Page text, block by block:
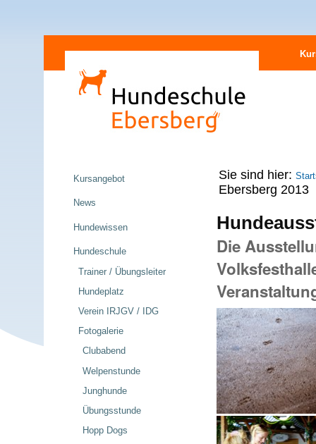
zum
Inhalt
Direkt
Navigation
Sie sind hier:
Ebersberg 2013
Die
Kursangebot
News
Hundewissen
Hundeschule
Trainer / Übungsleiter
Hundeplatz
Verein IRJGV / IDG
Fotogalerie
Clubabend
Welpenstunde
Junghunde
Übungsstunde
Hopp Dogs